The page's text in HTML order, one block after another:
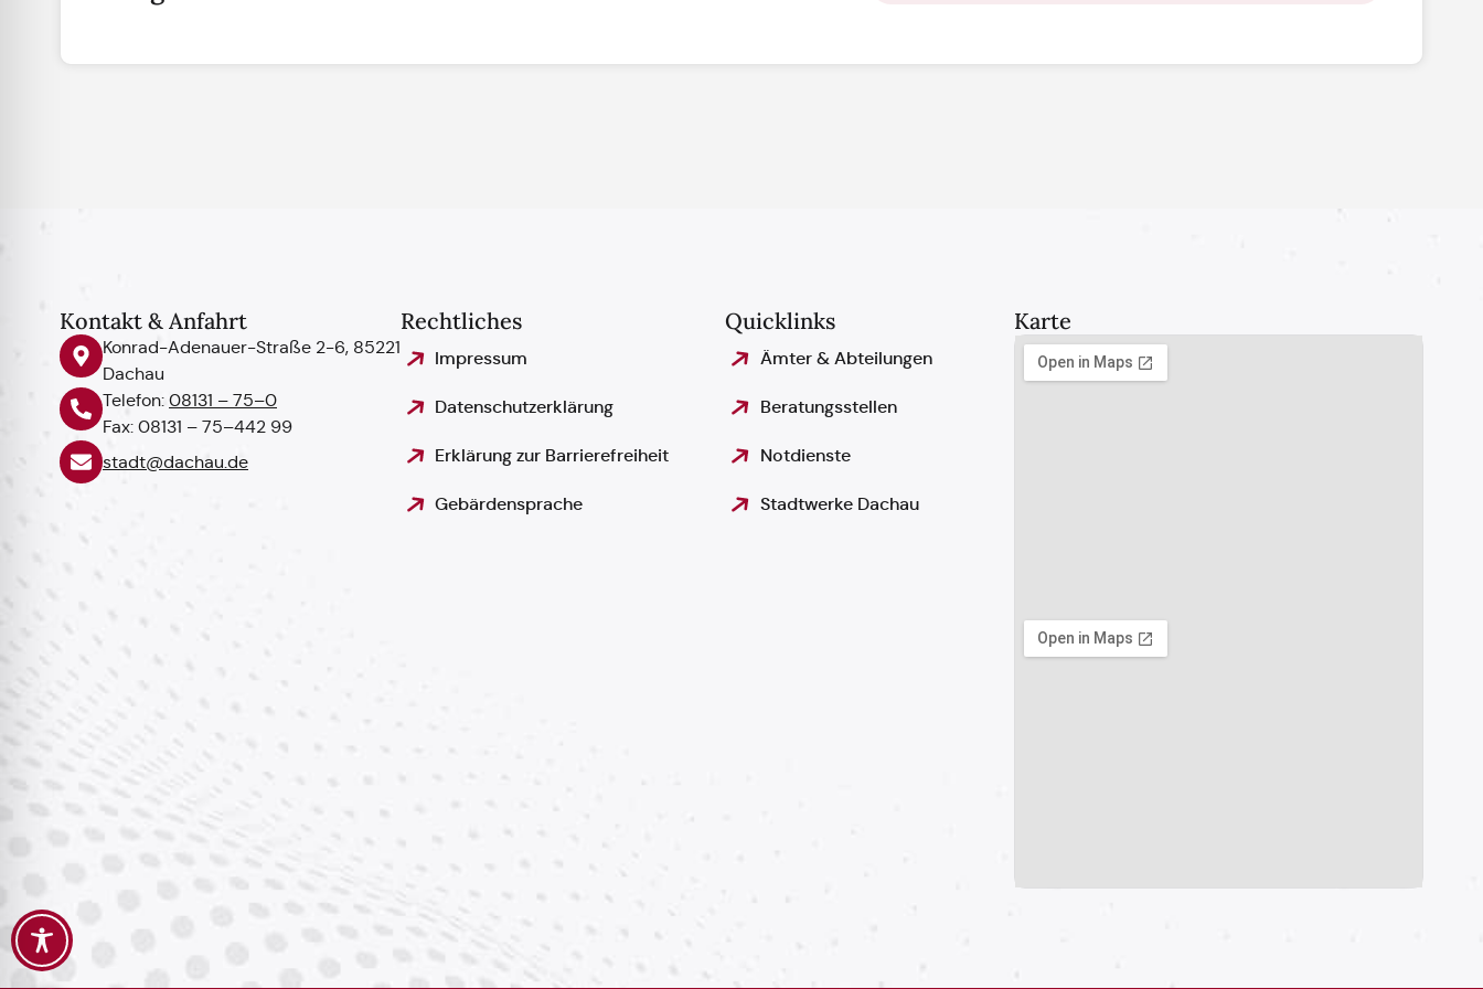
Kontakt & Anfahrt
Konrad-Adenauer-Straße 2-6, 85221
Dachau
Telefon: 08131 – 75–0
Fax: 08131 – 75–442 99
stadt@dachau.de
Rechtliches
Impressum
Datenschutzerklärung
Erklärung zur Barrierefreiheit
Gebärdensprache
Quicklinks
Ämter & Abteilungen
Beratungsstellen
Notdienste
Stadtwerke Dachau
Karte